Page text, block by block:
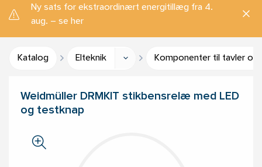
Ny sats for ekstraordinært energitillæg fra 4.
aug. – se her
Katalog Elteknik Komponenter til tavler og
Weidmüller DRMKIT stikbensrelæ med LED
og testknap